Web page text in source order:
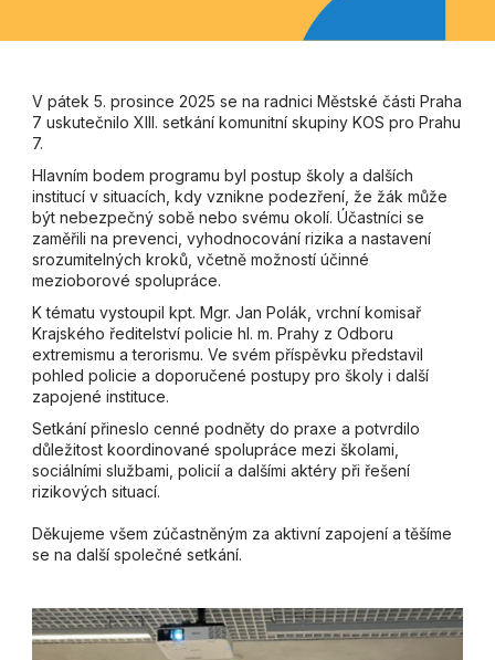
V pátek 5. prosince 2025 se na radnici Městské části Praha
7 uskutečnilo XIII. setkání komunitní skupiny KOS pro Prahu
7.
Hlavním bodem programu byl postup školy a dalších
institucí v situacích, kdy vznikne podezření, že žák může
být nebezpečný sobě nebo svému okolí. Účastníci se
zaměřili na prevenci, vyhodnocování rizika a nastavení
srozumitelných kroků, včetně možností účinné
mezioborové spolupráce.
K tématu vystoupil kpt. Mgr. Jan Polák, vrchní komisař
Krajského ředitelství policie hl. m. Prahy z Odboru
extremismu a terorismu. Ve svém příspěvku představil
pohled policie a doporučené postupy pro školy i další
zapojené instituce.
Setkání přineslo cenné podněty do praxe a potvrdilo
důležitost koordinované spolupráce mezi školami,
sociálními službami, policií a dalšími aktéry při řešení
rizikových situací.
Děkujeme všem zúčastněným za aktivní zapojení a těšíme
se na další společné setkání.